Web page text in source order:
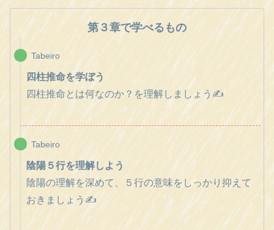
第３章で学べるもの
Tabeiro
四柱推命を学ぼう
四柱推命とは何なのか？を理解しましょう✍️
Tabeiro
陰陽５行を理解しよう
陰陽の理解を深めて、５行の意味をしっかり抑えて
おきましょう✍️